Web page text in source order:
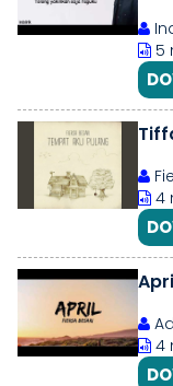
5
4
4